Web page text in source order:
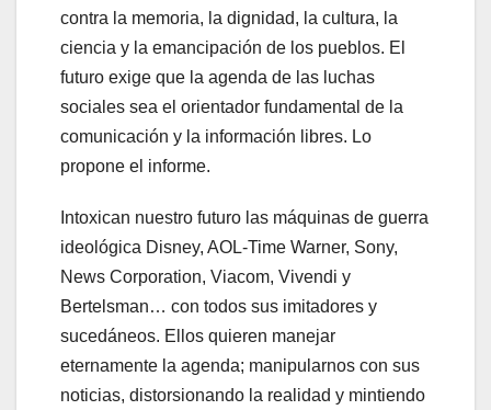
contra la memoria, la dignidad, la cultura, la
ciencia y la emancipación de los pueblos. El
futuro exige que la agenda de las luchas
sociales sea el orientador fundamental de la
comunicación y la información libres. Lo
propone el informe.
Intoxican nuestro futuro las máquinas de guerra
ideológica Disney, AOL-Time Warner, Sony,
News Corporation, Viacom, Vivendi y
Bertelsman… con todos sus imitadores y
sucedáneos. Ellos quieren manejar
eternamente la agenda; manipularnos con sus
noticias, distorsionando la realidad y mintiendo